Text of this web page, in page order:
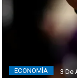
ECONOMÍA 3 De